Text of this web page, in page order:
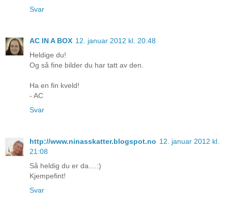
Svar
AC IN A BOX 12. januar 2012 kl. 20:48
Heldige du!
Og så fine bilder du har tatt av den.
Ha en fin kveld!
- AC
Svar
http://www.ninasskatter.blogspot.no 12. januar 2012 kl.
21:08
Så heldig du er da....:)
Kjempefint!
Svar